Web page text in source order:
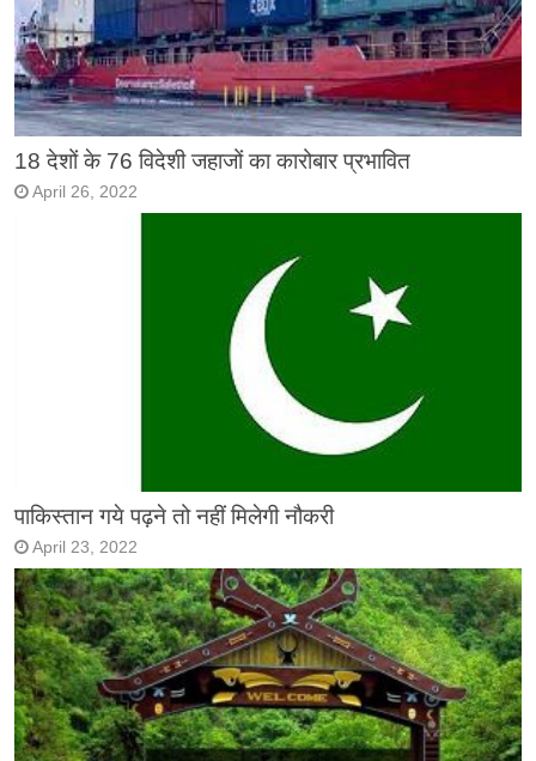
18 देशों के 76 विदेशी जहाजों का कारोबार प्रभावित
April 26, 2022
पाकिस्तान गये पढ़ने तो नहीं मिलेगी नौकरी
April 23, 2022